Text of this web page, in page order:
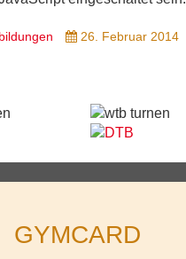
26. Februar 2014
GYMCARD